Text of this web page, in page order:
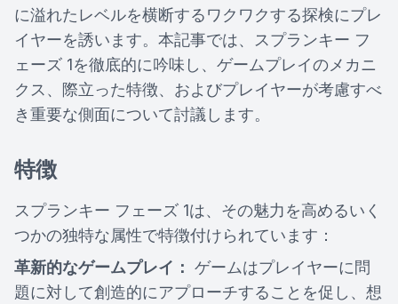
に溢れたレベルを横断するワクワクする探検にプレ
イヤーを誘います。本記事では、スプランキー フ
ェーズ 1を徹底的に吟味し、ゲームプレイのメカニ
クス、際立った特徴、およびプレイヤーが考慮すべ
き重要な側面について討議します。
特徴
スプランキー フェーズ 1は、その魅力を高めるいく
つかの独特な属性で特徴付けられています：
革新的なゲームプレイ： ゲームはプレイヤーに問
題に対して創造的にアプローチすることを促し、想